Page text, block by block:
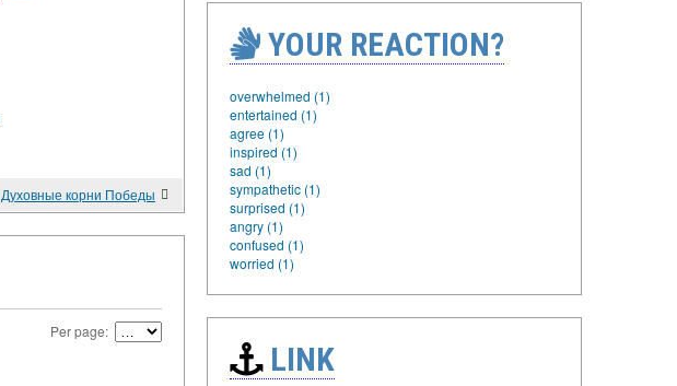
Духовные корни Победы
Per page:
YOUR REACTION?
overwhelmed (1)
entertained (1)
agree (1)
inspired (1)
sad (1)
sympathetic (1)
surprised (1)
angry (1)
confused (1)
worried (1)
LINK